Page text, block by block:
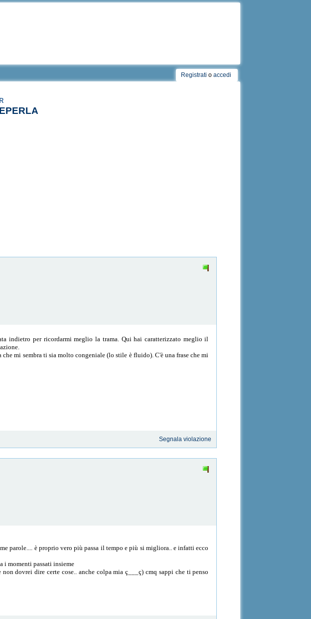
Registrati o accedi
indietro per ricordarmi meglio la trama. Qui hai caratterizzato meglio il
mi sembra ti sia molto congeniale (lo stile è fluido). C'è una frase che mi
Segnala violazione
parole.... è proprio vero più passa il tempo e più si migliora.. e infatti ecco
i momenti passati insieme
dovrei dire certe cose.. anche colpa mia ç___ç) cmq sappi che ti penso